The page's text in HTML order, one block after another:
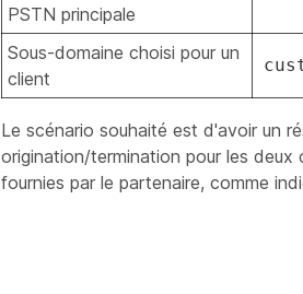
PSTN principale
Sous-domaine choisi pour un
client
Le scénario souhaité est d'avoir un
origination/termination pour les deux
fournies par le partenaire, comme